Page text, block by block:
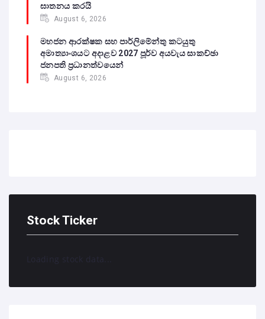
ඝාතනය කරයි
August 6, 2026
මහජන ආරක්ෂක සහ පාර්ලිමේන්තු කටයුතු
අමාත්‍යාංශයට අදාළව 2027 පූර්ව අයවැය සාකච්ඡා
ජනපති ප්‍රධානත්වයෙන්
August 6, 2026
Stock Ticker
Loading stock data...